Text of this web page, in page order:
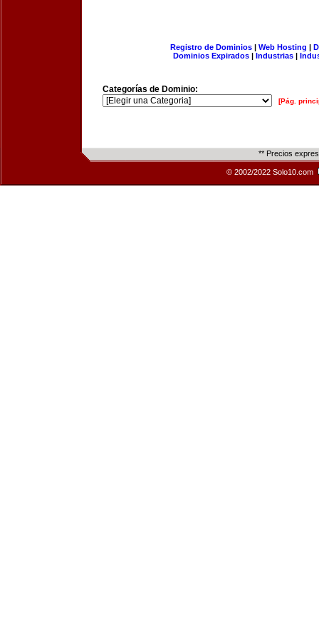
Registro de Dominios| Web Hosting |
Dominios Expirados | Industrias |
Categorías de Dominio:
[Pág.
** Precios
© 2002/2022 Solo10.com